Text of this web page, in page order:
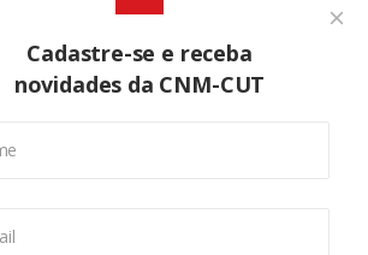
Cadastre-se e receba
novidades da CNM-CUT